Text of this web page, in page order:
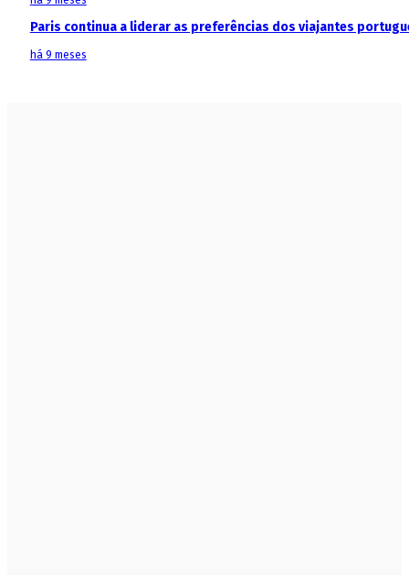
Paris continua a liderar as preferências dos viajantes
há 9 meses